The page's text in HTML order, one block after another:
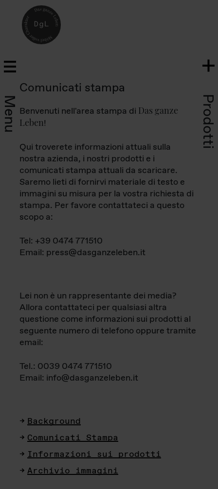
Menu Prodotti
Comunicati stampa
Benvenuti nell'area stampa di Das ganze
Leben!
Qui troverete informazioni attuali sulla
nostra azienda, i nostri prodotti e i
comunicati stampa attuali da scaricare.
Saremo lieti di fornirvi materiale di testo e
immagini su misura per la vostra richiesta di
stampa. Per favore contattateci a questo
scopo a:
Tel: +39 0474 771510
Email: press@dasganzeleben.it
Lei non è un rappresentante dei media?
Allora contattateci per qualsiasi altra
questione come informazioni sui prodotti al
seguente numero di telefono oppure tramite
email:
Tel.: 0039 0474 771510
Email: info@dasganzeleben.it
Background
Comunicati Stampa
Informazioni sui prodotti
Archivio immagini